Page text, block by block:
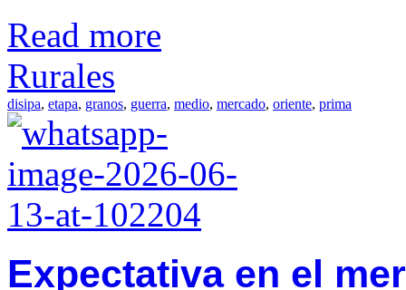
Read more
Rurales
disipa, etapa, granos, guerra, medio, mercado, oriente, prima
Expectativa en el